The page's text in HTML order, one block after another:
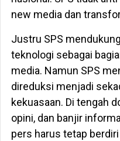
new media dan
Justru SPS
teknologi sebagai
media. Namun SPS
direduksi menjadi
kekuasaan. Di tengah
opini, dan banjir
pers harus tetap